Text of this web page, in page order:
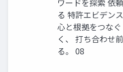
ワードを探索 依
る 特許エビデン
心と根拠をつな
く、 打ち合わせ
る。 08